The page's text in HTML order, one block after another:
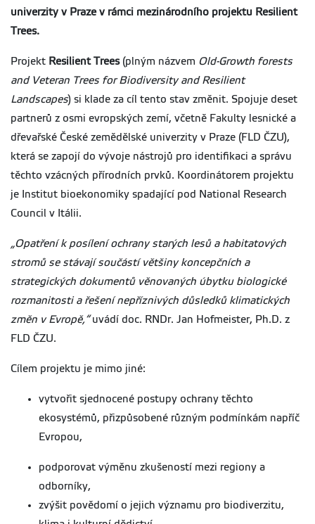
univerzity v Praze v rámci mezinárodního projektu Resilient
Trees.
Projekt Resilient Trees(plným názvem Old-Growth forests
and Veteran Trees for Biodiversity and Resilient
Landscapes) si klade za cíl tento stav změnit. Spojuje deset
partnerů z osmi evropských zemí, včetně Fakulty lesnické a
dřevařské České zemědělské univerzity v Praze (FLD ČZU),
která se zapojí do vývoje nástrojů pro identifikaci a správu
těchto vzácných přírodních prvků. Koordinátorem projektu
je Institut bioekonomiky spadající pod National Research
Council v Itálii.
„Opatření k posílení ochrany starých lesů a habitatových
stromů se stávají součástí většiny koncepčních a
strategických dokumentů věnovaných úbytku biologické
rozmanitosti a řešení nepříznivých důsledků klimatických
změn v Evropě,“uvádí doc. RNDr. Jan Hofmeister, Ph.D. z
FLD ČZU.
Cílem projektu je mimo jiné:
vytvořit sjednocené postupy ochrany těchto
ekosystémů, přizpůsobené různým podmínkám napříč
Evropou,
podporovat výměnu zkušeností mezi regiony a
odborníky,
zvýšit povědomí o jejich významu pro biodiverzitu,